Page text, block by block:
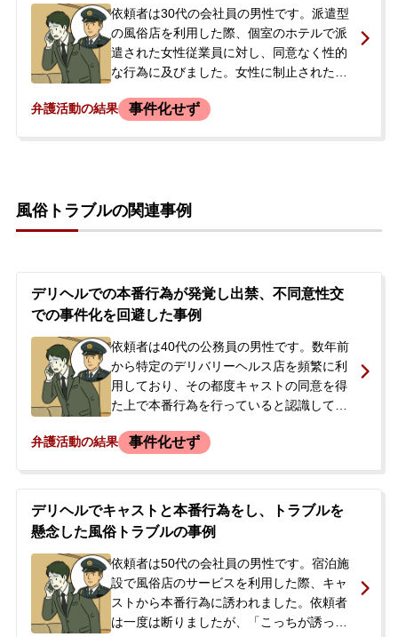
父親が今後の対応について相談したいとの
ことで、当事務所に来られました。
依頼者は30代の会社員の男性です。派遣型
の風俗店を利用した際、個室のホテルで派
遣された女性従業員に対し、同意なく性的
な行為に及びました。女性に制止された
依頼者は動揺してその場を離れました。後
に付き添われて当事務所へ相談に来られま
した。
弁護活動の結果 事件化せず
風俗トラブルの関連事例
デリヘルでの本番行為が発覚し出禁、不同意性交
での事件化を回避した事例
依頼者は40代の公務員の男性です。数年前
から特定のデリバリーヘルス店を頻繁に利
用しており、その都度キャストの同意を得
た上で本番行為を行っていると認識してい
から着信を拒否されるようになりました。
交として事件化されるのではないかと強く
不安になりました。公務員という職業柄、
穏便に解決したいとの思いから、警察が介
入する前に弁護士に相談・依頼されまし
た。
弁護活動の結果 事件化せず
デリヘルでキャストと本番行為をし、トラブルを
懸念した風俗トラブルの事例
依頼者は50代の会社員の男性です。宿泊施
設で風俗店のサービスを利用した際、キャ
ストから本番行為に誘われました。依頼者
は一度は断りましたが、「こっちが誘って